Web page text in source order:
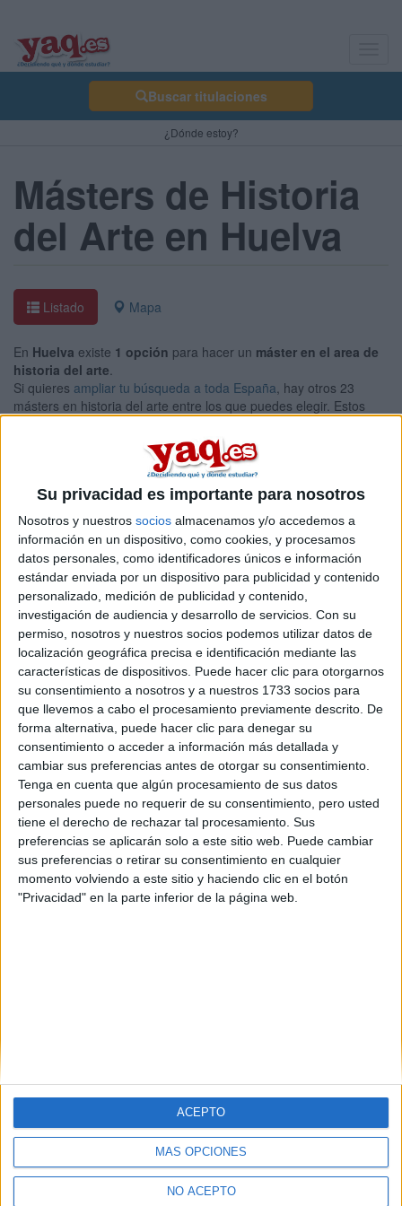
Su privacidad es importante para nosotros
Nosotros y nuestros socios almacenamos y/o accedemos a
información en un dispositivo, como cookies, y procesamos
datos personales, como identificadores únicos e información
estándar enviada por un dispositivo para publicidad y contenido
personalizado, medición de publicidad y contenido,
investigación de audiencia y desarrollo de servicios. Con su
permiso, nosotros y nuestros socios podemos utilizar datos de
localización geográfica precisa e identificación mediante las
características de dispositivos. Puede hacer clic para otorgarnos
su consentimiento a nosotros y a nuestros 1733 socios para
que llevemos a cabo el procesamiento previamente descrito. De
forma alternativa, puede hacer clic para denegar su
consentimiento o acceder a información más detallada y
cambiar sus preferencias antes de otorgar su consentimiento.
Tenga en cuenta que algún procesamiento de sus datos
personales puede no requerir de su consentimiento, pero usted
tiene el derecho de rechazar tal procesamiento. Sus
preferencias se aplicarán solo a este sitio web. Puede cambiar
sus preferencias o retirar su consentimiento en cualquier
momento volviendo a este sitio y haciendo clic en el botón
"Privacidad" en la parte inferior de la página web.
MÁS OPCIONES
NO ACEPTO
ACEPTO
Buscar titulaciones
¿Dónde estoy?
Másters de Historia
del Arte en Huelva
Listado Mapa
En Huelva existe 1 opción para hacer un máster en el area de
historia del arte.
Si quieres ampliar tu búsqueda a toda España, hay otros 23
másters en historia del arte entre los que puedes elegir. Estos
Máster Universitario en Patrimonio
Histórico y Cultural
UNIVERSIDAD DE HUELVA (Universidad Pública)
Tipo: Máster
Pídeles información ¡GRATIS!
Seleccionar por provincia
Asturias (1)
Barcelona(2)
Burgos(1)
Castellón(1)
Granada(1)
Huelva(1)
Madrid(7)
Murcia(1)
Navarra(1)
Ourense(1)
Santa Cruz de Tenerife(1)
Salamanca(2)
Sevilla(1)
Valencia(1)
Vizcaya(1)
Quiénes somos|Contactar|Anúnciate
Politica de privacidad|Condiciones generales